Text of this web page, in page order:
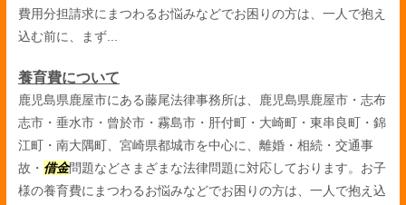
費用分担請求にまつわるお悩みなどでお困りの方は、一人で抱え
込む前に、まず...
養育費について
鹿児島県鹿屋市にある藤尾法律事務所は、鹿児島県鹿屋市・志布
志市・垂水市・曾於市・霧島市・肝付町・大崎町・東串良町・錦
江町・南大隅町、宮崎県都城市を中心に、離婚・相続・交通事
故・ 借金問題などさまざまな法律問題に対応しております。お子
様の養育費にまつわるお悩みなどでお困りの方は、一人で抱え込